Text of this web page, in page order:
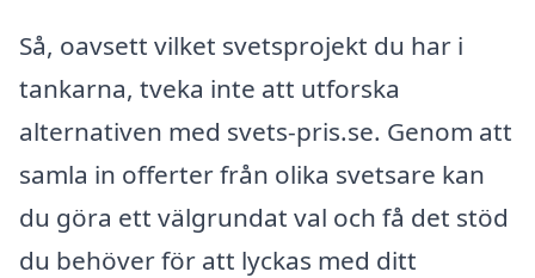
Så, oavsett vilket svetsprojekt du har i
tankarna, tveka inte att utforska
alternativen med svets-pris.se. Genom att
samla in offerter från olika svetsare kan
du göra ett välgrundat val och få det stöd
du behöver för att lyckas med ditt